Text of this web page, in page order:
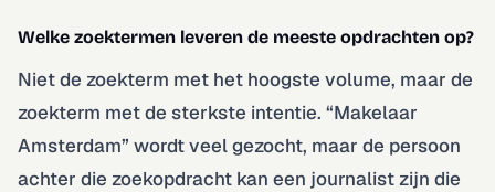
Welke zoektermen leveren de meeste opdrachten op?
Niet de zoekterm met het hoogste volume, maar de
zoekterm met de sterkste intentie. “Makelaar
Amsterdam” wordt veel gezocht, maar de persoon
achter die zoekopdracht kan een journalist zijn die